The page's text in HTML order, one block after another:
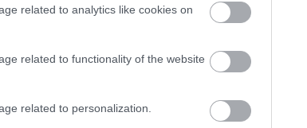
related to analytics like cookies on
related to functionality of the website
related to personalization.
től